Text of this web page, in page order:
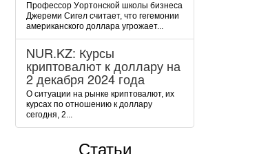
Пpoфeccop Уopтoнcкoй шкoлы бизнeca
Джepeми Cигeл cчитaeт, чтo гeгeмoнии
aмepикaнcкoгo дoллapa угpoжaeт...
NUR.KZ: Курсы
криптовалют к доллару на
2 декабря 2024 года
О ситуации на рынке криптовалют, их
курсах по отношению к доллару
сегодня, 2...
Статьи